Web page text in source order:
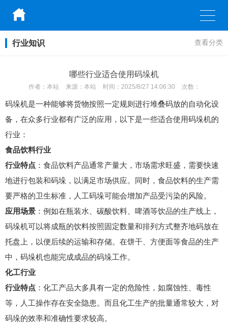
行业知识 查看分类
哪些行业适合使用码垛机
作者： 本站 来源： 本站 时间： 2025/8/27 14:06:30 次数：
码垛机是一种能够将货物按照一定规则进行堆叠码放的自动化设
备，在众多行业都有广泛的应用，以下是一些适合使用码垛机的
行业：
食品饮料行业
行业特点 ：食品饮料产品通常产量大，市场需求旺盛，需要快速
地进行包装和码垛，以满足市场供应。同时，食品饮料的生产需
要严格的卫生标准，人工码垛可能会增加产品受污染的风险。
应用场景 ：例如在瓶装水、碳酸饮料、啤酒等饮品的生产线上，
码垛机可以将成瓶的饮料按照固定数量和排列方式整齐地码放在
托盘上，以便后续的运输和存储。在饼干、方便面等食品的生产
中，码垛机也能完成成品的码垛工作。
化工行业
行业特点 ：化工产品大多具有一定的危险性，如腐蚀性、毒性
等，人工操作存在安全隐患。而且化工生产的批量通常较大，对
码垛的效率和准确性要求较高。